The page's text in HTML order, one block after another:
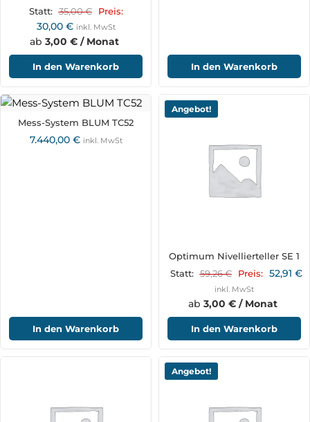
Statt: 35,00€ Preis:
30,00 € inkl. MwSt
ab 3,00 € / Monat
In den Warenkorb In den Warenkorb
Mess-System BLUM TC52
7.440,00 € inkl. MwSt
In den Warenkorb
Angebot!
Optimum Nivellierteller SE 1
Statt: 59,26€ Preis: 52,91 €
inkl. MwSt
ab 3,00 € / Monat
In den Warenkorb
Angebot!